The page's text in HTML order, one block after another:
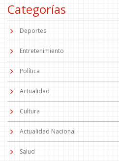
Categorías
Deportes
Entretenimiento
Política
Actualidad
Cultura
Actualidad Nacional
Salud